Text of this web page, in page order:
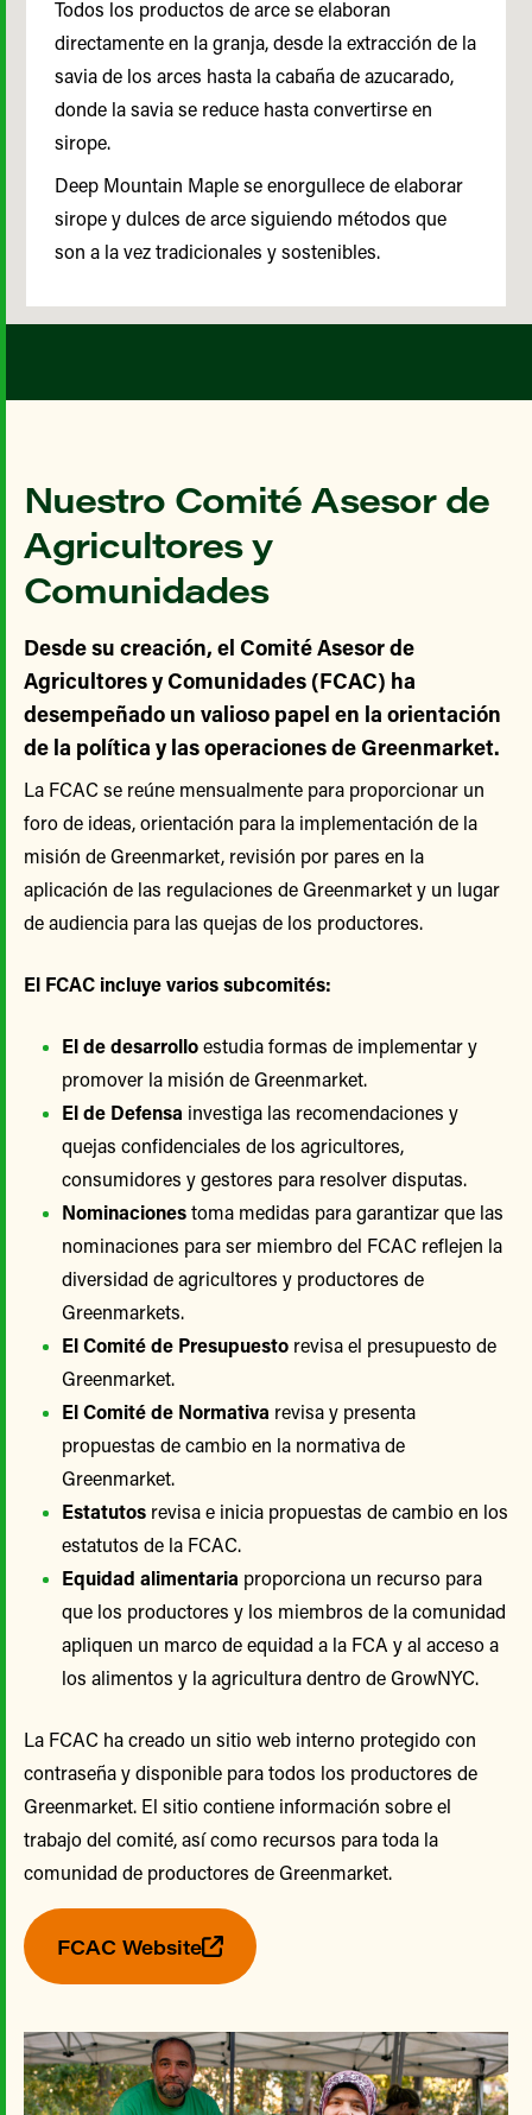
Nuestro Comité Asesor de
Agricultores y
Comunidades
Desde su creación, el Comité Asesor de
Agricultores y Comunidades (FCAC) ha
desempeñado un valioso papel en la orientación
de la política y las operaciones de Greenmarket.
La FCAC se reúne mensualmente para proporcionar un
foro de ideas, orientación para la implementación de la
misión de Greenmarket, revisión por pares en la
aplicación de las regulaciones de Greenmarket y un lugar
de audiencia para las quejas de los productores.
El FCAC incluye varios subcomités:
El de desarrolloestudia formas de implementar y
promover la misión de Greenmarket.
El de Defensa investiga las recomendaciones y
quejas confidenciales de los agricultores,
consumidores y gestores para resolver disputas.
Nominacionestoma medidas para garantizar que las
nominaciones para ser miembro del FCAC reflejen la
diversidad de agricultores y productores de
Greenmarkets.
El Comité de Presupuesto revisa el presupuesto de
Greenmarket.
El Comité de Normativa revisa y presenta
propuestas de cambio en la normativa de
Greenmarket.
Estatutos revisa e inicia propuestas de cambio en los
estatutos de la FCAC.
Equidad alimentaria proporciona un recurso para
que los productores y los miembros de la comunidad
apliquen un marco de equidad a la FCA y al acceso a
los alimentos y la agricultura dentro de GrowNYC.
La FCAC ha creado un sitio web interno protegido con
contraseña y disponible para todos los productores de
Greenmarket. El sitio contiene información sobre el
trabajo del comité, así como recursos para toda la
comunidad de productores de Greenmarket.
FCAC Website
Todos los productos de arce se elaboran
directamente en la granja, desde la extracción de la
savia de los arces hasta la cabaña de azucarado,
donde la savia se reduce hasta convertirse en
sirope.
Deep Mountain Maple se enorgullece de elaborar
sirope y dulces de arce siguiendo métodos que
son a la vez tradicionales y sostenibles.